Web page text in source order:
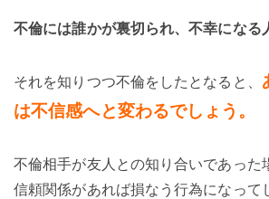
不倫には誰かが裏切られ、不幸になる
それを知りつつ不倫をしたとなると、
は不信感へと変わるでしょう。
不倫相手が友人との知り合いであった
信頼関係があれば損なう行為になって